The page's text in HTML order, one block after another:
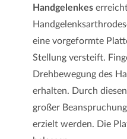
Handgelenkes
eine vorgeformte
Stellung versteift.
Drehbewegung des
erhalten. Durch
großer
erzielt werden. Die